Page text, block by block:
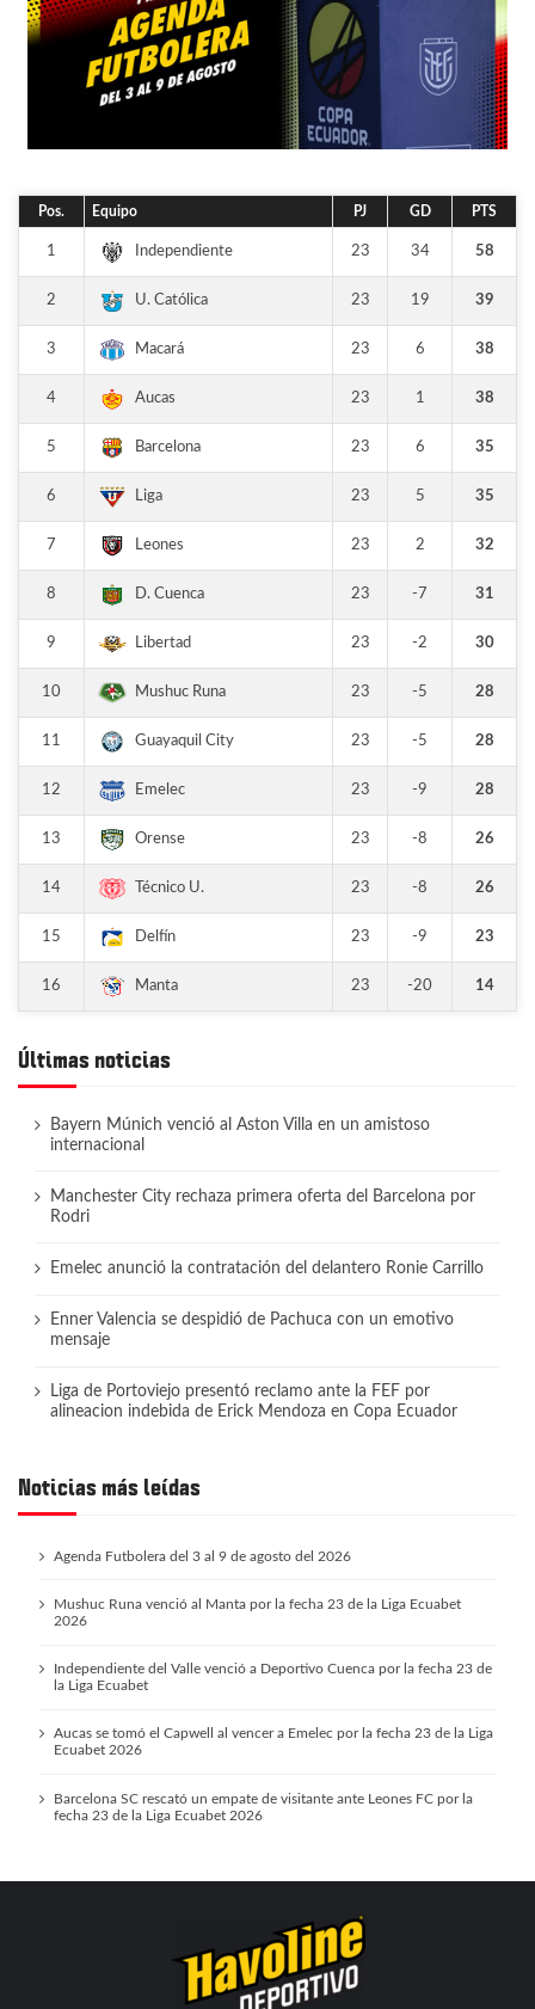
Pos. Equipo PJ GD PTS
1 Independiente 23 34 58
2 U. Católica 23 19 39
3 Macará 23 6 38
4 Aucas 23 1 38
5 Barcelona 23 6 35
6 Liga 23 5 35
7 Leones 23 2 32
8 D. Cuenca 23 -7 31
9 Libertad 23 -2 30
10 Mushuc Runa 23 -5 28
11 Guayaquil City 23 -5 28
12 Emelec 23 -9 28
13 Orense 23 -8 26
14 Técnico U. 23 -8 26
15 Delfín 23 -9 23
16 Manta 23 -20 14
Últimas noticias
Bayern Múnich venció al Aston Villa en un amistoso
internacional
Manchester City rechaza primera oferta del Barcelona por
Rodri
Emelec anunció la contratación del delantero Ronie Carrillo
Enner Valencia se despidió de Pachuca con un emotivo
mensaje
Liga de Portoviejo presentó reclamo ante la FEF por
alineacion indebida de Erick Mendoza en Copa Ecuador
Noticias más leídas
Agenda Futbolera del 3 al 9 de agosto del 2026
Mushuc Runa venció al Manta por la fecha 23 de la Liga Ecuabet
2026
Independiente del Valle venció a Deportivo Cuenca por la fecha 23 de
la Liga Ecuabet
Aucas se tomó el Capwell al vencer a Emelec por la fecha 23 de la Liga
Ecuabet 2026
Barcelona SC rescató un empate de visitante ante Leones FC por la
fecha 23 de la Liga Ecuabet 2026